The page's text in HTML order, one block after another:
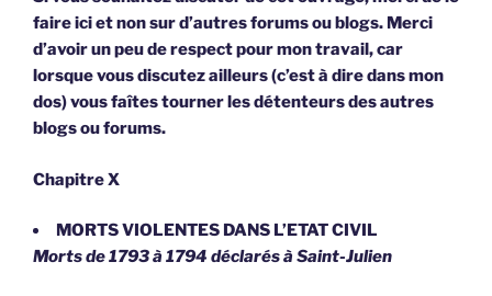
faire ici et non sur d’autres forums ou blogs. Merci
d’avoir un peu de respect pour mon travail, car
lorsque vous discutez ailleurs (c’est à dire dans mon
dos) vous faîtes tourner les détenteurs des autres
blogs ou forums.
Chapitre X
MORTS VIOLENTES DANS L’ETAT CIVIL
Morts de 1793 à 1794 déclarés à Saint-Julien